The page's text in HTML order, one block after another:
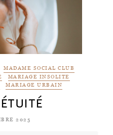
MADAME SOCIAL CLUB
MARIAGE INSOLITE
MARIAGE URBAIN
2025